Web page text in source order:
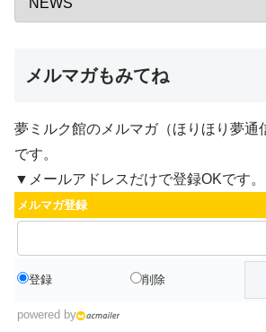
メルマガもみてね
夢ミルク館のメルマガ（ほりほり夢通
です。
▼メールアドレスだけで登録OKです。
メルマガ登録
登録 削除
powered by